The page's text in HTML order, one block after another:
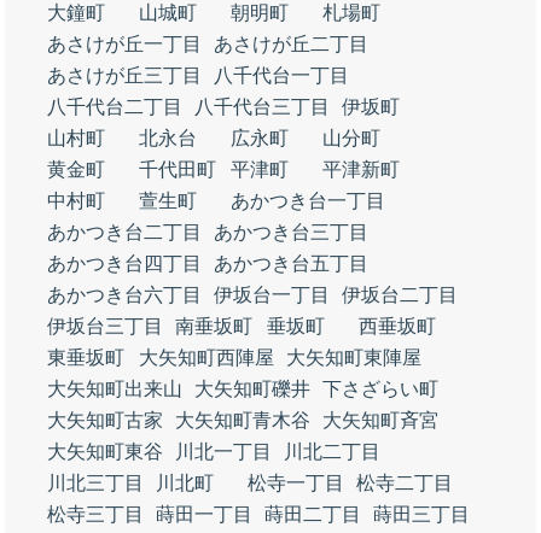
大鐘町
山城町 朝明町
札場町
あさけが丘一丁目
あさけが丘二丁目
あさけが丘三丁目
八千代台一丁目
八千代台二丁目
八千代台三丁目
伊坂町
山村町
北永台 広永町
山分町
黄金町
千代田町 平津町
平津新町
中村町
萱生町
あかつき台一丁目
あかつき台二丁目
あかつき台三丁目
あかつき台四丁目
あかつき台五丁目
あかつき台六丁目
伊坂台一丁目
伊坂台二丁目
伊坂台三丁目
南垂坂町 垂坂町
西垂坂町
東垂坂町
大矢知町西陣屋
大矢知町東陣屋
大矢知町出来山
大矢知町礫井 下さざらい町
大矢知町古家
大矢知町青木谷
大矢知町斉宮
大矢知町東谷
川北一丁目
川北二丁目
川北三丁目
川北町 松寺一丁目
松寺二丁目
松寺三丁目
蒔田一丁目 蒔田二丁目
蒔田三丁目